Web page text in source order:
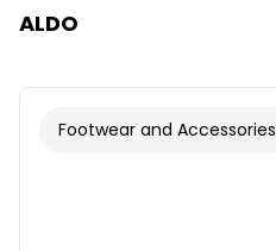
ALDO
Footwear and Accessories